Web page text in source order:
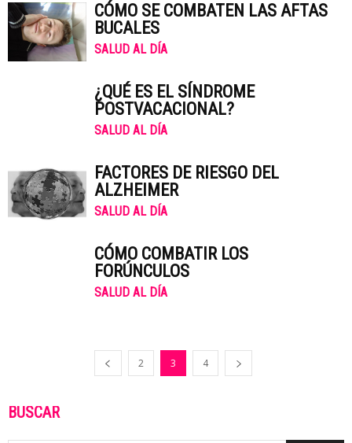
CÓMO SE COMBATEN LAS AFTAS
BUCALES
SALUD AL DÍA
¿QUÉ ES EL SÍNDROME
POSTVACACIONAL?
SALUD AL DÍA
FACTORES DE RIESGO DEL
ALZHEIMER
SALUD AL DÍA
CÓMO COMBATIR LOS
FORÚNCULOS
SALUD AL DÍA
2 3 4
BUSCAR